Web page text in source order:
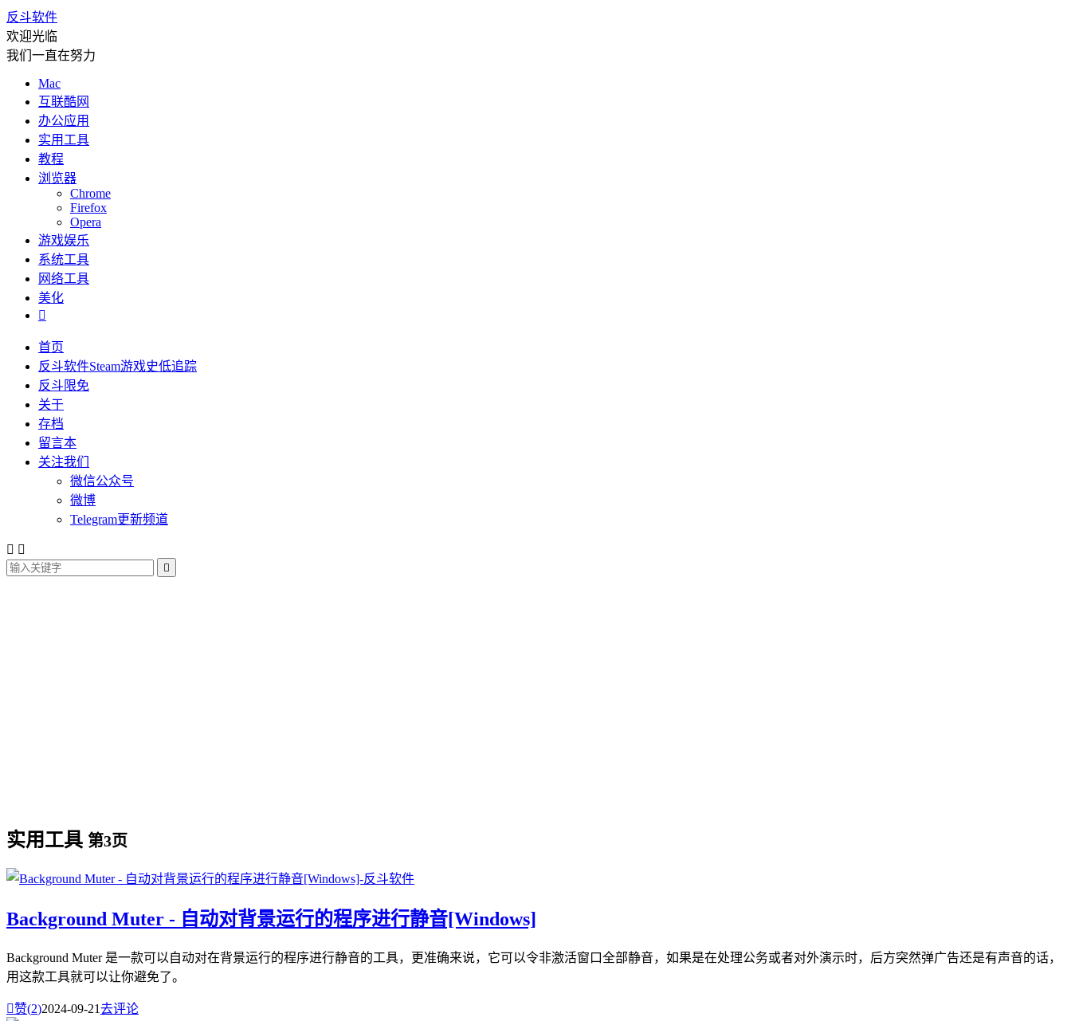
反斗软件
欢迎光临
我们一直在努力
Mac
互联酷网
办公应用
实用工具
教程
浏览器
Chrome
Firefox
Opera
游戏娱乐
系统工具
网络工具
美化

首页
反斗软件Steam游戏史低追踪
反斗限免
关于
存档
留言本
关注我们
微信公众号
微博
Telegram更新频道
 

实用工具 第3页
Background Muter - 自动对背景运行的程序进行静音[Windows]
Background Muter 是一款可以自动对在背景运行的程序进行静音的工具，更准确来说，它可以令非激活窗口全部静音，如果是在处理公务或者对外演示时，后方突然弹广告还是有声音的话，
用这款工具就可以让你避免了。
赞(2)2024-09-21去评论